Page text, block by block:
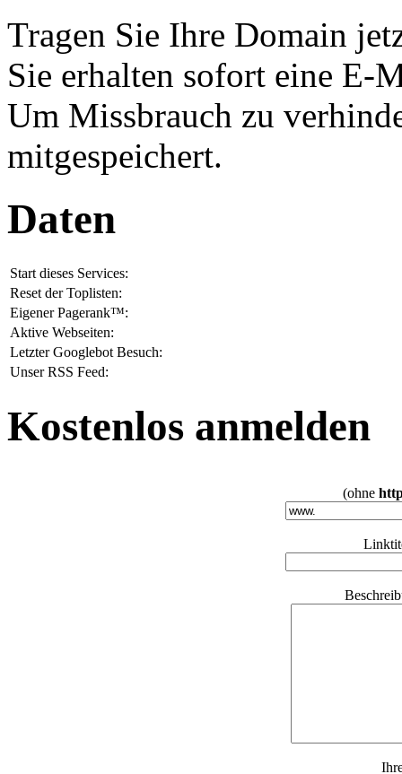
Tragen Sie Ihre Domain
Sie erhalten sofort eine
Um Missbrauch zu
mitgespeichert.
Daten
Start dieses Services:
Reset der Toplisten:
Eigener Pagerank™:
Aktive Webseiten:
Letzter Googlebot Besuch:
Unser RSS Feed:
Kostenlos anmelden
(ohne